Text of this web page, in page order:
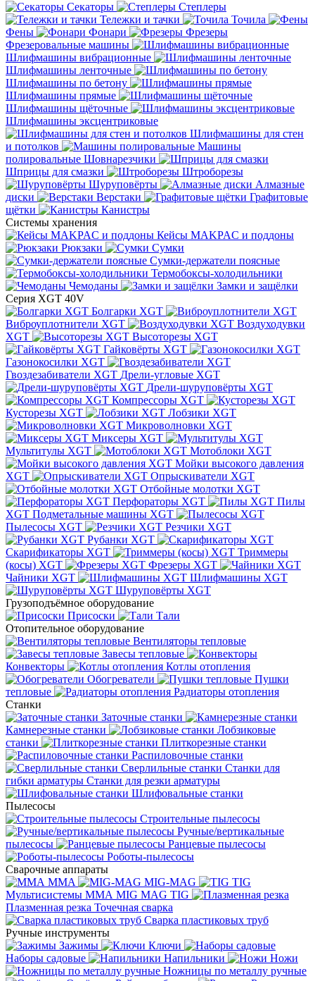
Секаторы
Степлеры
Тележки и тачки
Точила
Фены
Фонари
Фрезеры
Фрезеровальные машины
Шлифмашины вибрационные
Шлифмашины ленточные
Шлифмашины по бетону
Шлифмашины прямые
Шлифмашины щёточные
Шлифмашины эксцентриковые
Шлифмашины для стен
и потолков
Машины
полировальные Шовнарезчики
Шприцы для смазки
Штроборезы
Шуруповёрты
Алмазные
диски
Верстаки
Графитовые
щётки
Канистры
Системы хранения
Кейсы MAKPAC и поддоны
Рюкзаки
Сумки
Сумки-держатели поясные
Термобоксы-холодильники
Чемоданы
Замки и защёлки
Серия XGT 40V
Болгарки XGT
Виброуплотнители XGT
Воздуходувки
XGT
Высоторезы XGT
Гайковёрты XGT
Газонокосилки XGT
Гвоздезабиватели XGT Дрели-угловые XGT
Дрели-шуруповёрты XGT
Компрессоры XGT
Кусторезы XGT
Лобзики XGT
Микроволновки XGT
Миксеры XGT
Мультитулы XGT
Мотоблоки XGT
Мойки высокого давления
XGT
Опрыскиватели XGT
Отбойные молотки XGT
Перфораторы XGT
Пилы
XGT Подметальные машины XGT
Пылесосы XGT
Резчики XGT
Рубанки XGT
Скарификаторы XGT
Триммеры
(косы) XGT
Фрезеры XGT
Чайники XGT
Шлифмашины XGT
Шуруповёрты XGT
Грузоподъёмное оборудование
Присоски
Тали
Отопительное оборудование
Вентиляторы тепловые
Завесы тепловые
Конвекторы
Котлы отопления
Обогреватели
Пушки
тепловые
Радиаторы отопления
Станки
Заточные станки
Камнерезные станки
Лобзиковые
станки
Плиткорезные станки
Распиловочные станки
Сверлильные станки Станки для
гибки арматуры Станки для резки арматуры
Шлифовальные станки
Пылесосы
Строительные пылесосы
Ручные/вертикальные
пылесосы
Ранцевые пылесосы
Роботы-пылесосы
Сварочные аппараты
MMA
MIG-MAG
TIG
Мультисистемы ММА MIG MAG TIG
Плазменная резка Точечная сварка
Cварка пластиковых труб
Ручные инструменты
Зажимы
Ключи
Наборы садовые
Напильники
Ножи
Ножницы по металлу ручные